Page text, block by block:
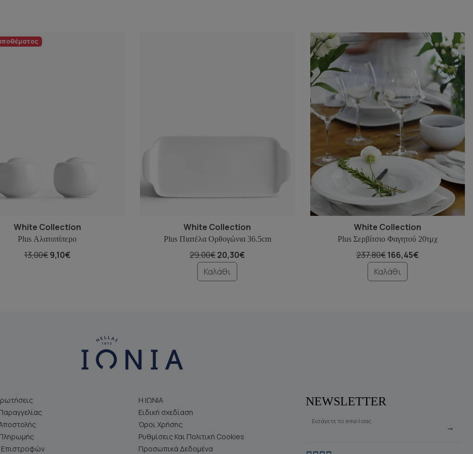
White Collection
Plus Αλατοπίπερο
13,00€9,10€
White Collection
Plus Πιατέλα Ορθογώνια 36.5cm
29,00€20,30€
Καλάθι
White Collection
Plus Σερβίτσιο Φαγητού 20τμχ
237,80€166,45€
Καλάθι
Επιστροφών
Η ΙΩΝΙΑ
Ειδική σχεδίαση
Όροι Χρήσης
Ρυθμίσεις Και Πολιτική Cookies
Προσωπικά Δεδομένα
NEWSLETTER
Εισάγετε το email σας
→